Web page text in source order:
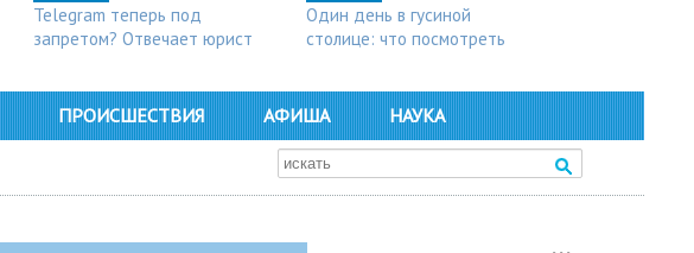
Telegram теперь под
запретом? Отвечает юрист
Один день в гусиной
столице: что посмотреть
ПРОИСШЕСТВИЯ АФИША НАУКА